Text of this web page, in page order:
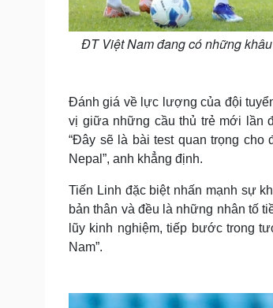
ĐT Việt Nam đang có những
Đánh giá về lực lượng của đội
vị giữa những cầu thủ trẻ mới lần
“Đây sẽ là bài test quan trọng cho
Nepal”, anh khẳng định.
Tiến Linh đặc biệt nhấn mạnh sự
bản thân và đều là những nhân tố
lũy kinh nghiệm, tiếp bước trong
Nam”.